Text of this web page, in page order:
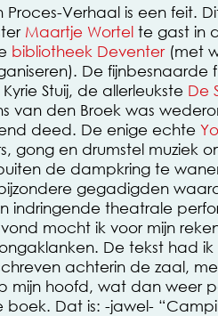
Proces-Verhaal is een feit.
Maartje Wortel te gast in
bibliotheek Deventer(met
De fijnbesnaarde
Stuij, de allerleukste De
van den Broek was
deed. De enige echte
gong en drumstel muziek
de dampkring te
gegadigden
indringende theatrale
mocht ik voor mijn
De tekst had
achterin de zaal,
mijn hoofd, wat dan weer
boek. Dat is: -jawel-